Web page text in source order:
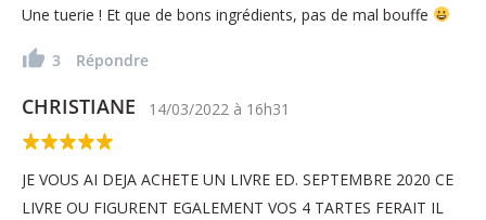
Une tuerie ! Et que de bons ingrédients, pas de mal bouffe
3 Répondre
CHRISTIANE 14/03/2022 à 16h31
JE VOUS AI DEJA ACHETE UN LIVRE ED. SEPTEMBRE 2020 CE
LIVRE OU FIGURENT EGALEMENT VOS 4 TARTES FERAIT IL